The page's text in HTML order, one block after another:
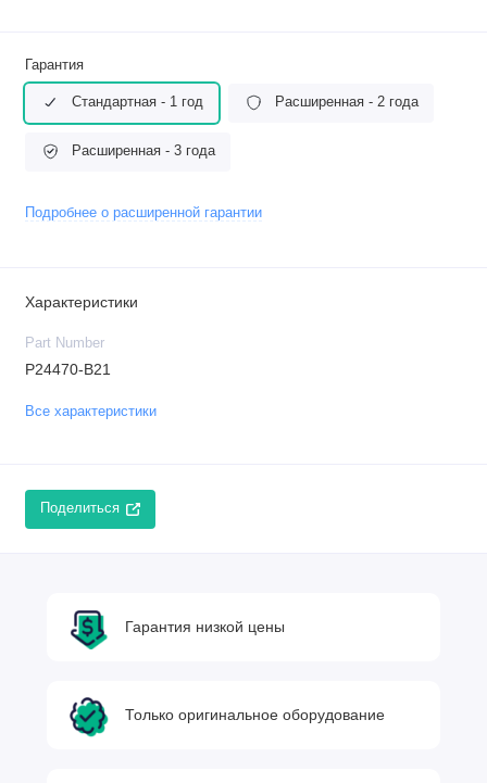
Гарантия
Стандартная - 1 год Расширенная - 2 года
Расширенная - 3 года
Подробнее о расширенной гарантии
Характеристики
Part Number
P24470-B21
Все характеристики
Поделиться
Гарантия низкой цены
Только оригинальное оборудование